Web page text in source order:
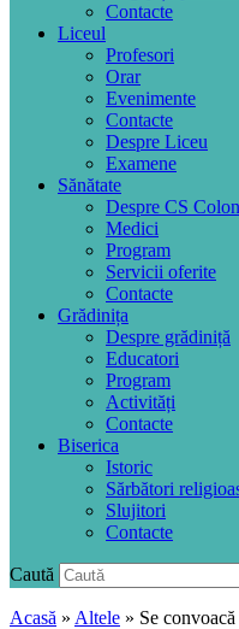
Contacte
Liceul
Profesori
Orar
Evenimente
Contacte
Despre Liceu
Examene
Sănătate
Despre CS
Medici
Program
Servicii oferite
Contacte
Grădinița
Despre grădiniță
Educatori
Program
Activități
Contacte
Biserica
Istoric
Sărbători
Slujitori
Contacte
Caută
Acasă » Altele » Se